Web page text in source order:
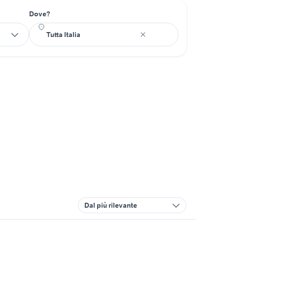
Dove?
Dal più rilevante